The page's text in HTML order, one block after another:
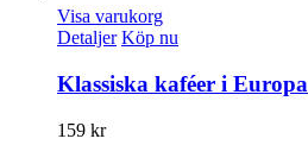
Visa varukorg
Detaljer Köp nu
Klassiska kaféer i Europa
159 kr